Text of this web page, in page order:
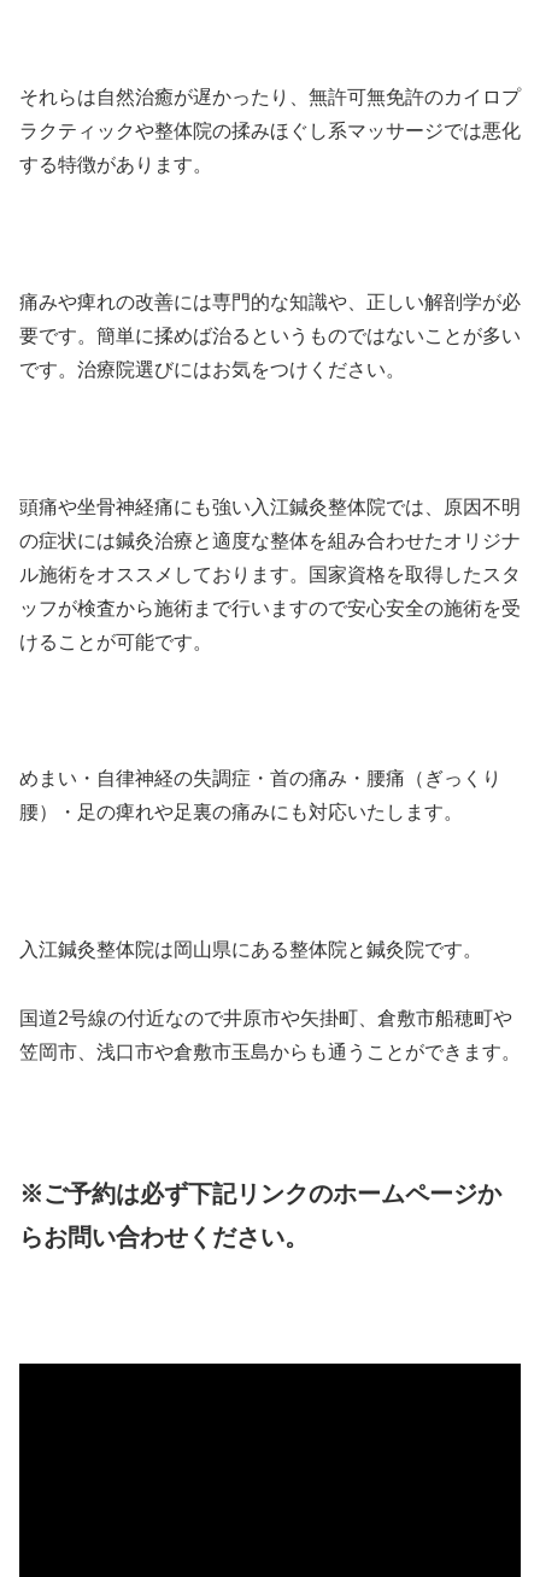
それらは自然治癒が遅かったり、無許可無免許のカイロプ
ラクティックや整体院の揉みほぐし系マッサージでは悪化
する特徴があります。
痛みや痺れの改善には専門的な知識や、正しい解剖学が必
要です。簡単に揉めば治るというものではないことが多い
です。治療院選びにはお気をつけください。
頭痛や坐骨神経痛にも強い入江鍼灸整体院では、原因不明
の症状には鍼灸治療と適度な整体を組み合わせたオリジナ
ル施術をオススメしております。国家資格を取得したスタ
ッフが検査から施術まで行いますので安心安全の施術を受
けることが可能です。
めまい・自律神経の失調症・首の痛み・腰痛（ぎっくり
腰）・足の痺れや足裏の痛みにも対応いたします。
入江鍼灸整体院は岡山県にある整体院と鍼灸院です。
国道2号線の付近なので井原市や矢掛町、倉敷市船穂町や
笠岡市、浅口市や倉敷市玉島からも通うことができます。
※ご予約は必ず下記リンクのホームページか
らお問い合わせください。